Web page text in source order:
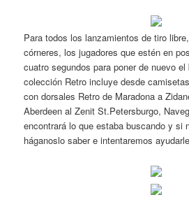
Para todos los lanzamientos de tiro
córneres, los jugadores que estén en
cuatro segundos para poner de nuevo
colección Retro incluye desde
con dorsales Retro de Maradona a
Aberdeen al Zenit St.Petersburgo,
encontrará lo que estaba buscando y si
háganoslo saber e intentaremos